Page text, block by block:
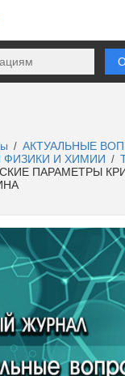
/ АКТУАЛЬНЫЕ
ФИЗИКИ И ХИМИИ /
ПАРАМЕТРЫ